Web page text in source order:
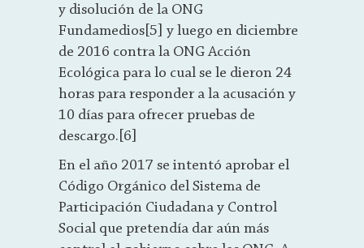
y disolución de la ONG
Fundamedios[5] y luego en diciembre
de 2016 contra la ONG Acción
Ecológica para lo cual se le dieron 24
horas para responder a la acusación y
10 días para ofrecer pruebas de
descargo.[6]
En el año 2017 se intentó aprobar el
Código Orgánico del Sistema de
Participación Ciudadana y Control
Social que pretendía dar aún más